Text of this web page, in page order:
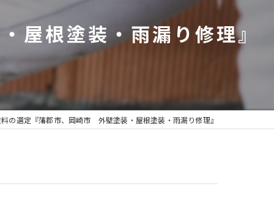
装塗装
協力会社
料
根塗装・雨漏り修理』
の選定『蒲郡市、岡崎市 外壁塗装・屋根塗装・雨漏り修理』